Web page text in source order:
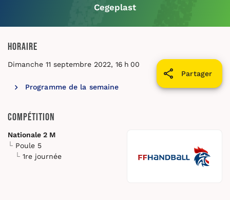
Cegeplast
Horaire
Partager
Dimanche 11 septembre 2022, 16 h 00
Programme de la semaine
Compétition
Nationale 2 M
Poule 5
1re journée